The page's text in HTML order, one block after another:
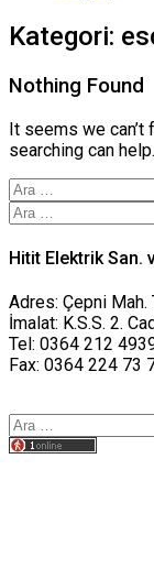
Kategori:
Nothing Found
It seems we can’t
searching can help.
Arama:
Arama:
Hitit Elektrik San.
Adres: Çepni Mah.
İmalat: K.S.S. 2.
Tel: 0364 212
Fax: 0364 224 73
Arama: